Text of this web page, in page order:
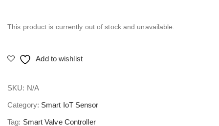
This product is currently out of stock and unavailable.
Add to wishlist
SKU: N/A
Category: Smart IoT Sensor
Tag: Smart Valve Controller